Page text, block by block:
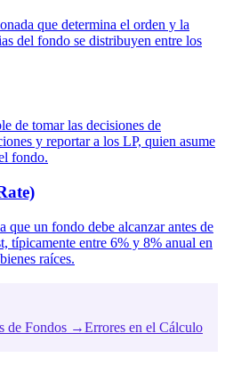
que determina el orden y la
del fondo se distribuyen entre los
de tomar las decisiones de
y reportar a los LP, quien asume
fondo.
que un fondo debe alcanzar antes de
típicamente entre 6% y 8% anual en
raíces.
de Fondos →Errores en el Cálculo